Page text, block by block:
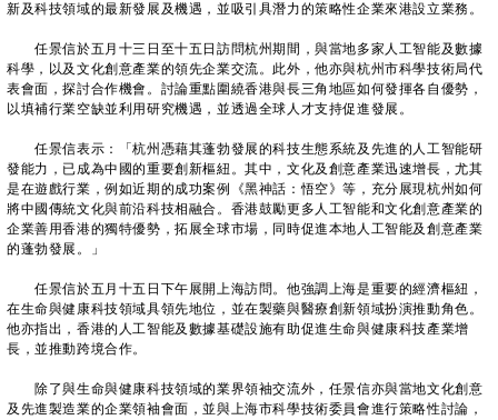
新及科技領域的最新發展及機遇，並吸引具潛力的策略性企業來港設立業務。
任景信於五月十三日至十五日訪問杭州期間，與當地多家人工智能及數據
科學，以及文化創意產業的領先企業交流。此外，他亦與杭州市科學技術局代
表會面，探討合作機會。討論重點圍繞香港與長三角地區如何發揮各自優勢，
以填補行業空缺並利用研究機遇，並透過全球人才支持促進發展。
任景信表示：「杭州憑藉其蓬勃發展的科技生態系統及先進的人工智能研
發能力，已成為中國的重要創新樞紐。其中，文化及創意產業迅速增長，尤其
是在遊戲行業，例如近期的成功案例《黑神話：悟空》等，充分展現杭州如何
將中國傳統文化與前沿科技相融合。香港鼓勵更多人工智能和文化創意產業的
企業善用香港的獨特優勢，拓展全球市場，同時促進本地人工智能及創意產業
的蓬勃發展。」
任景信於五月十五日下午展開上海訪問。他強調上海是重要的經濟樞紐，
在生命與健康科技領域具領先地位，並在製藥與醫療創新領域扮演推動角色。
他亦指出，香港的人工智能及數據基礎設施有助促進生命與健康科技產業增
長，並推動跨境合作。
除了與生命與健康科技領域的業界領袖交流外，任景信亦與當地文化創意
及先進製造業的企業領袖會面，並與上海市科學技術委員會進行策略性討論，